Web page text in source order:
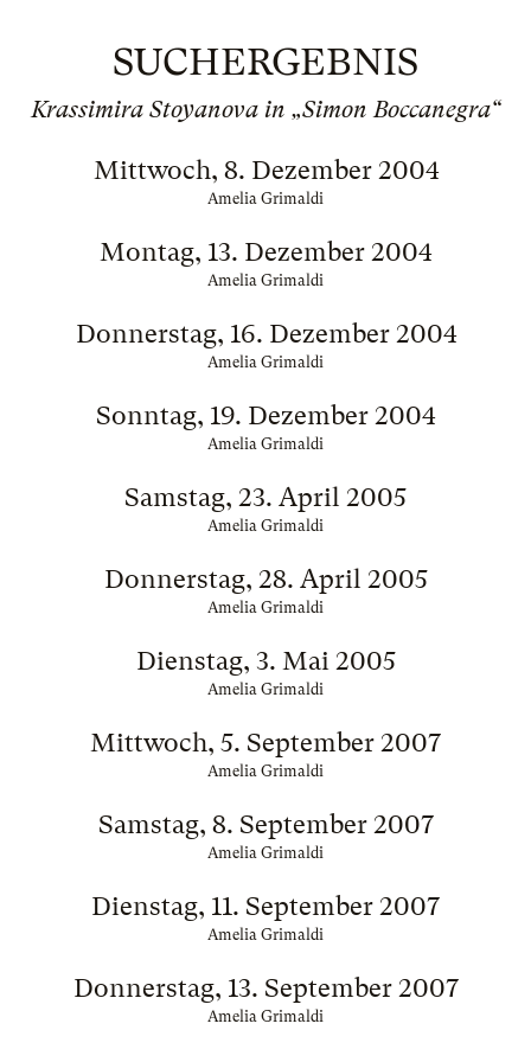
SUCHERGEBNIS
Krassimira Stoyanova in „Simon Boccanegra“
Mittwoch, 8. Dezember 2004
Amelia Grimaldi
Montag, 13. Dezember 2004
Amelia Grimaldi
Donnerstag, 16. Dezember 2004
Amelia Grimaldi
Sonntag, 19. Dezember 2004
Amelia Grimaldi
Samstag, 23. April 2005
Amelia Grimaldi
Donnerstag, 28. April 2005
Amelia Grimaldi
Dienstag, 3. Mai 2005
Amelia Grimaldi
Mittwoch, 5. September 2007
Amelia Grimaldi
Samstag, 8. September 2007
Amelia Grimaldi
Dienstag, 11. September 2007
Amelia Grimaldi
Donnerstag, 13. September 2007
Amelia Grimaldi